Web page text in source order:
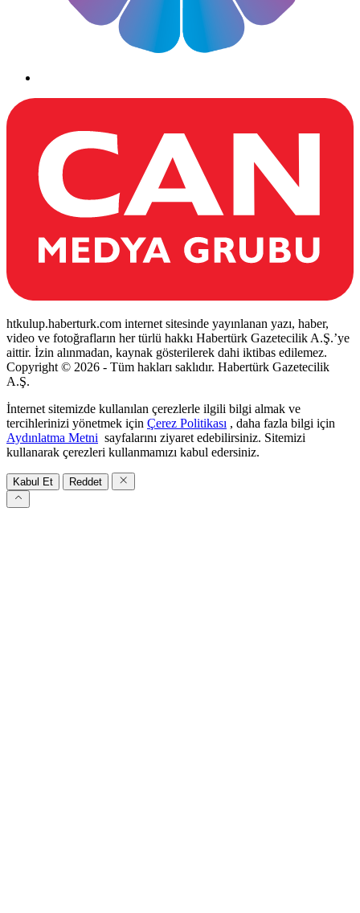
htkulup.haberturk.com internet sitesinde yayınlanan yazı, haber,
video ve fotoğrafların her türlü hakkı Habertürk Gazetecilik A.Ş.’ye
aittir. İzin alınmadan, kaynak gösterilerek dahi iktibas edilemez.
Copyright © 2026 - Tüm hakları saklıdır. Habertürk Gazetecilik
A.Ş.
İnternet sitemizde kullanılan çerezlerle ilgili bilgi almak ve
tercihlerinizi yönetmek için Çerez Politikası , daha fazla bilgi için
Aydınlatma Metni sayfalarını ziyaret edebilirsiniz. Sitemizi
kullanarak çerezleri kullanmamızı kabul edersiniz.
Kabul Et Reddet